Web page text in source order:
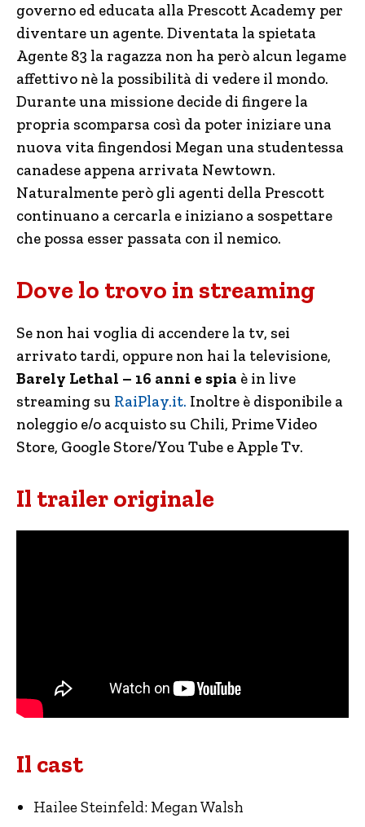
governo ed educata alla Prescott Academy per
diventare un agente. Diventata la spietata
Agente 83 la ragazza non ha però alcun legame
affettivo nè la possibilità di vedere il mondo.
Durante una missione decide di fingere la
propria scomparsa così da poter iniziare una
nuova vita fingendosi Megan una studentessa
canadese appena arrivata Newtown.
Naturalmente però gli agenti della Prescott
continuano a cercarla e iniziano a sospettare
che possa esser passata con il nemico.
Dove lo trovo in streaming
Se non hai voglia di accendere la tv, sei
arrivato tardi, oppure non hai la televisione,
Barely Lethal – 16 anni e spia è in live
streaming su RaiPlay.it. Inoltre è disponibile a
noleggio e/o acquisto su Chili, Prime Video
Store, Google Store/You Tube e Apple Tv.
Il trailer originale
Il cast
Hailee Steinfeld: Megan Walsh